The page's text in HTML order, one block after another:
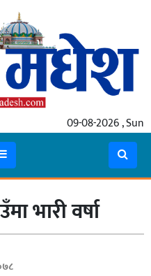
09-08-2026 , Sun
भारी वर्षा